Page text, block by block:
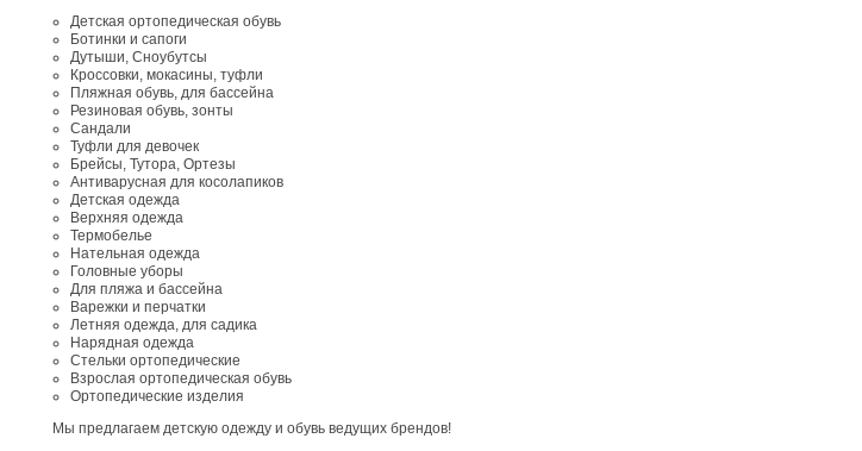
Детская ортопедическая обувь
Ботинки и сапоги
Дутыши, Сноубутсы
Кроссовки, мокасины, туфли
Пляжная обувь, для бассейна
Резиновая обувь, зонты
Сандали
Туфли для девочек
Брейсы, Тутора, Ортезы
Антиварусная для косолапиков
Детская одежда
Верхняя одежда
Термобелье
Нательная одежда
Головные уборы
Для пляжа и бассейна
Варежки и перчатки
Летняя одежда, для садика
Нарядная одежда
Стельки ортопедические
Взрослая ортопедическая обувь
Ортопедические изделия
Мы предлагаем детскую одежду и обувь ведущих брендов!